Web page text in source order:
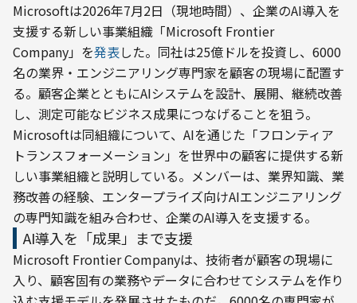
Microsoftは2026年7月2日（現地時間）、企業のAI導入を
支援する新しい事業組織「Microsoft Frontier
Company」を発表した。同社は25億ドルを投資し、6000
名の業界・エンジニアリング専門家を顧客の現場に配置す
る。顧客企業とともにAIシステムを設計、展開、継続改善
し、測定可能なビジネス成果につなげることを狙う。
Microsoftは同組織について、AIを通じた「フロンティア
トランスフォーメーション」を世界中の顧客に提供する新
しい事業組織と説明している。メンバーは、業界知識、業
務改善の経験、エンタープライズ向けAIエンジニアリング
の専門知識を組み合わせ、企業のAI導入を支援する。
AI導入を「成果」まで支援
Microsoft Frontier Companyは、技術者が顧客の現場に
入り、顧客固有の業務やデータに合わせてシステムを作り